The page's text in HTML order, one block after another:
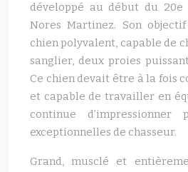
développé au début du
Nores Martinez. Son
chien polyvalent, capable de
sanglier, deux proies
Ce chien devait être à la fois
et capable de travailler en
continue d’impressionner
exceptionnelles de chasseur.
Grand, musclé et